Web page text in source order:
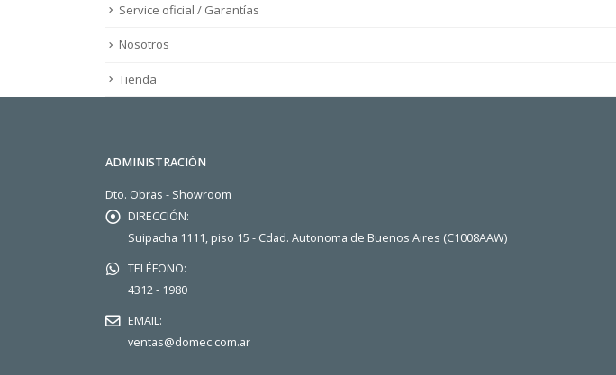
Service oficial / Garantías
Nosotros
Tienda
ADMINISTRACIÓN
Dto. Obras - Showroom
DIRECCIÓN:
Suipacha 1111, piso 15 - Cdad. Autonoma de Buenos Aires (C1008AAW)
TELÉFONO:
4312 - 1980
EMAIL:
ventas@domec.com.ar